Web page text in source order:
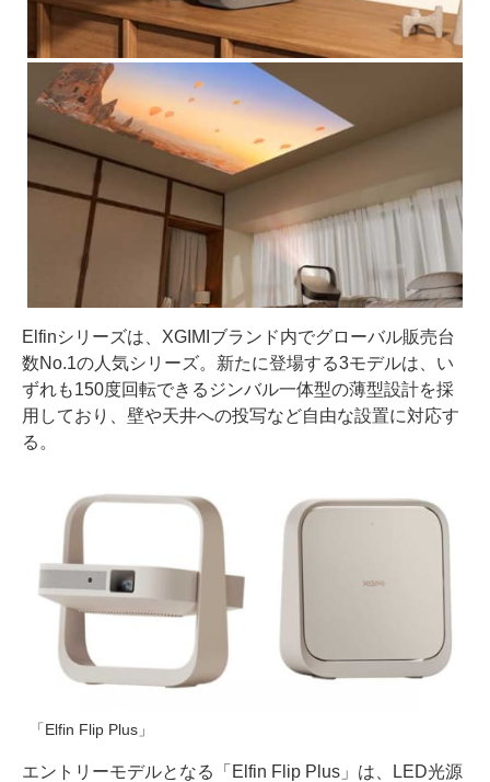
Elfinシリーズは、XGIMIブランド内でグローバル販売台
数No.1の人気シリーズ。新たに登場する3モデルは、い
ずれも150度回転できるジンバル一体型の薄型設計を採
用しており、壁や天井への投写など自由な設置に対応す
る。
「Elfin Flip Plus」
エントリーモデルとなる「Elfin Flip Plus」は、LED光源